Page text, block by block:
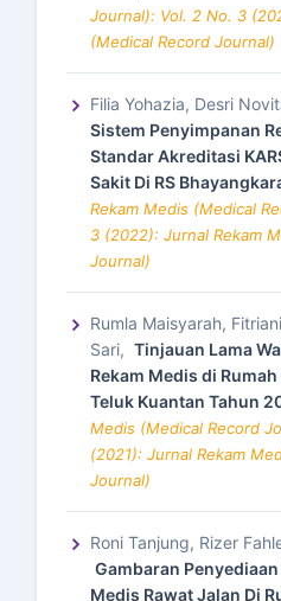
Journal): Vol. 2 No. 3
(Medical Record Journal)
Filia Yohazia, Desri
Sistem Penyimpanan
Standar Akreditasi
Sakit Di RS
Rekam Medis (Medical
3 (2022): Jurnal Rekam
Journal)
Rumla Maisyarah,
Sari, Tinjauan Lama
Rekam Medis di
Teluk Kuantan Tahun
Medis (Medical Record
(2021): Jurnal Rekam
Journal)
Roni Tanjung, Rizer
Gambaran
Medis Rawat Jalan Di